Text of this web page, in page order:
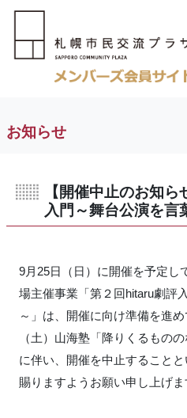
お知らせ
【開催中止のお知
入門～舞台公演を言
9月25日（日）に開催を予定し
場主催事業「第２回hitaru劇評
～」は、開催に向け準備を進
（土）山海塾「降りくるもの
に伴い、開催を中止すること
賜りますようお願い申し上げま